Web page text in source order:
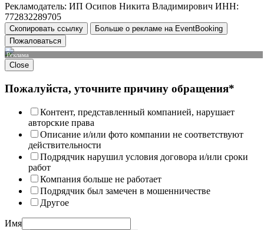
Рекламодатель: ИП Осипов Никита Владимирович ИНН:
772832289705
Скопировать ссылку
Больше о рекламе на EventBooking
Пожаловаться
Реклама
Close
Пожалуйста, уточните причину обращения*
Контент, представленный компанией, нарушает
авторские права
Описание и/или фото компании не соответствуют
действительности
Подрядчик нарушил условия договора и/или сроки
работ
Компания больше не работает
Подрядчик был замечен в мошенничестве
Другое
Имя